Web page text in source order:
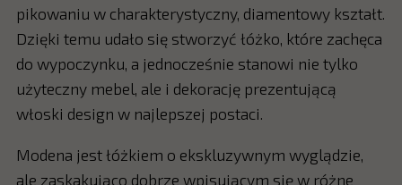
pikowaniu w charakterystyczny, diamentowy kształt.
Dzięki temu udało się stworzyć łóżko, które zachęca
do wypoczynku, a jednocześnie stanowi nie tylko
użyteczny mebel, ale i dekorację prezentującą
włoski design w najlepszej postaci.
Modena jest łóżkiem o ekskluzywnym wyglądzie,
ale zaskakująco dobrze wpisującym się w różne